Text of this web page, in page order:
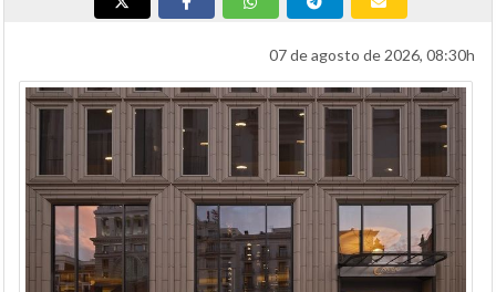
07 de agosto de 2026, 08:30h